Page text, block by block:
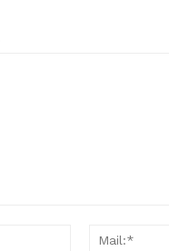
Nombre:*